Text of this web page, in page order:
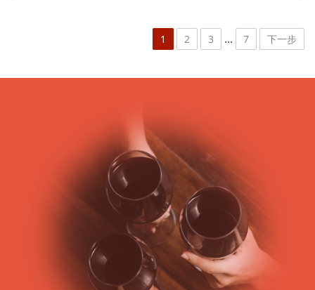
1 2 3 ... 7 下一步